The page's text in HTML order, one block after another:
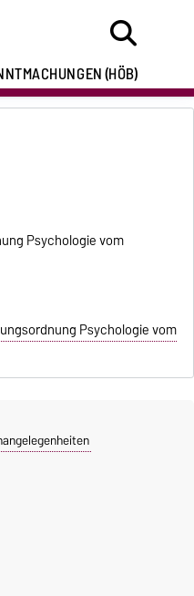
(HÖB)
Psychologie vom
Psychologie vom